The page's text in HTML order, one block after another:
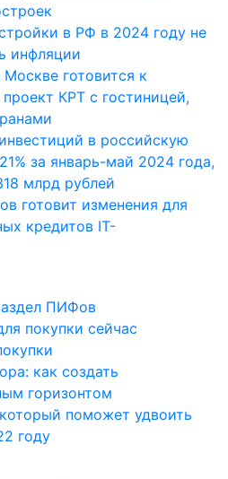
в РФ в 2024 году не
инфляции
готовится к
КРТ с гостиницей,
в российскую
за январь-май 2024 года,
млрд рублей
готовит изменения для
кредитов IT-
покупки сейчас
как создать
горизонтом
поможет удвоить
году